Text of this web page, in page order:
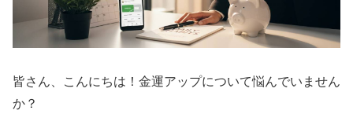
皆さん、こんにちは！金運アップについて悩んでいません
か？